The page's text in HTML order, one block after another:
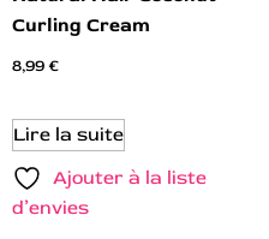
Curling Cream
8,99€
Lire la suite
Ajouter à la liste
d’envies